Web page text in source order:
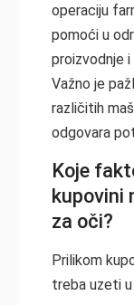
operaciju
pomoći u
proizvodnje
Važno je
različitih
odgovara
Koje
kupovini
za oči?
Prilikom
treba uzeti